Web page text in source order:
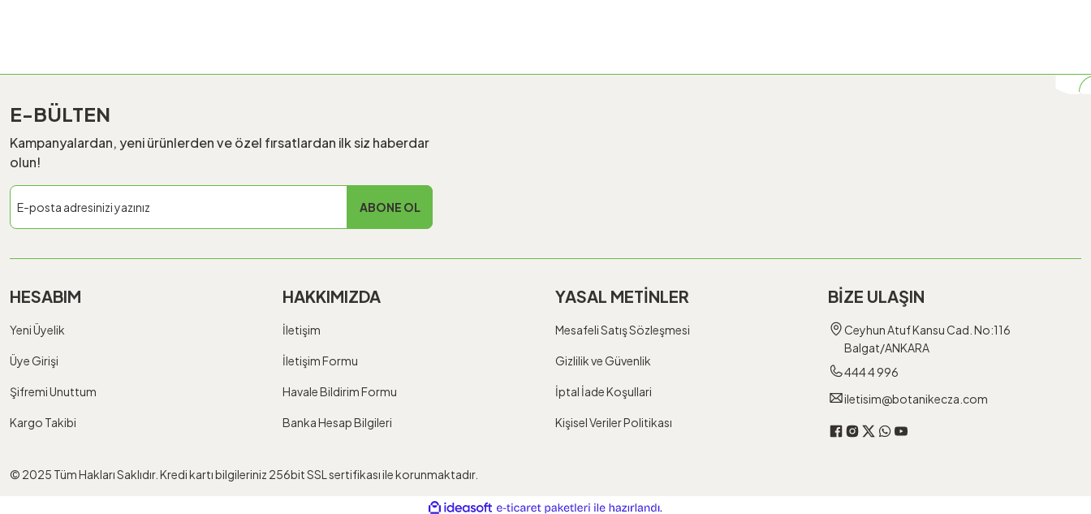
E-BÜLTEN
Kampanyalardan, yeni ürünlerden ve özel fırsatlardan ilk siz haberdar
olun!
ABONE OL
HESABIM
Yeni Üyelik
Üye Girişi
Şifremi Unuttum
Kargo Takibi
HAKKIMIZDA
İletişim
İletişim Formu
Havale Bildirim Formu
Banka Hesap Bilgileri
YASAL METİNLER
Mesafeli Satış Sözleşmesi
Gizlilik ve Güvenlik
İptal İade Koşullari
Kişisel Veriler Politikası
BİZE ULAŞIN
Ceyhun Atuf Kansu Cad. No:116
Balgat/ANKARA
444 4 996
iletisim@botanikecza.com
© 2025 Tüm Hakları Saklıdır. Kredi kartı bilgileriniz 256bit SSL sertifikası ile korunmaktadır.
ideasoft e-